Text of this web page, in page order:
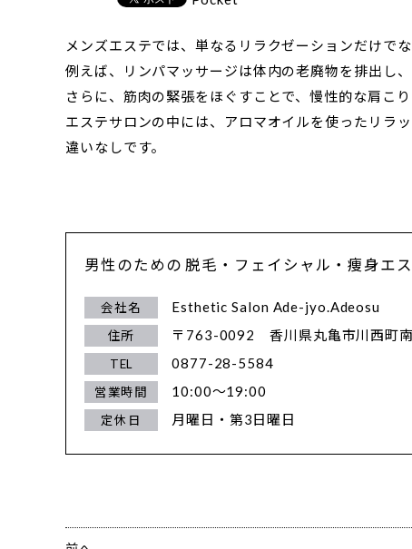
メンズエステでは、単なるリラクゼーションだけで
例えば、リンパマッサージは体内の老廃物を排出し
さらに、筋肉の緊張をほぐすことで、慢性的な肩こ
エステサロンの中には、アロマオイルを使ったリラ
違いなしです。
男性のための 脱毛・フェイシャル・痩身エ
会社名 Esthetic Salon Ade-jyo.Adeosu
住所 〒763-0092 香川県丸亀市川西町
TEL 0877-28-5584
営業時間 10:00～19:00
定休日 月曜日・第3日曜日